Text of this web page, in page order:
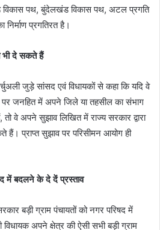
विकास पथ, बुंदेलखंड विकास पथ, अटल प्रगति
प्रगतिरत है।
भी दे सकते हैं
जुड़े सांसद एवं विधायकों से कहा कि यदि वे
पर जनहित में अपने जिले या तहसील का संभाग
तो वे अपने सुझाव लिखित में राज्य सरकार द्वारा
हैं। प्राप्त सुझाव पर परिसीमन आयोग ही
में बदलने के दे दें प्रस्ताव
बड़ी ग्राम पंचायतों को नगर परिषद में
अपने क्षेत्र की ऐसी सभी बड़ी ग्राम